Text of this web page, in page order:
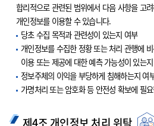
합리적으로 관련된 범위에서 다음 사항을 고
개인정보를 이용할 수 있습니다.
당초 수집 목적과 관련성이 있는지 여부
개인정보를 수집한 정황 또는 처리 관행에
이용 또는 제공에 대한 예측 가능성이 있는
정보주체의 이익을 부당하게 침해하는지 여
가명처리 또는 암호화 등 안전성 확보에 필